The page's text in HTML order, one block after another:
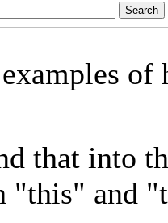
Search
of
that into
"this" and